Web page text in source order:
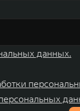
данных.